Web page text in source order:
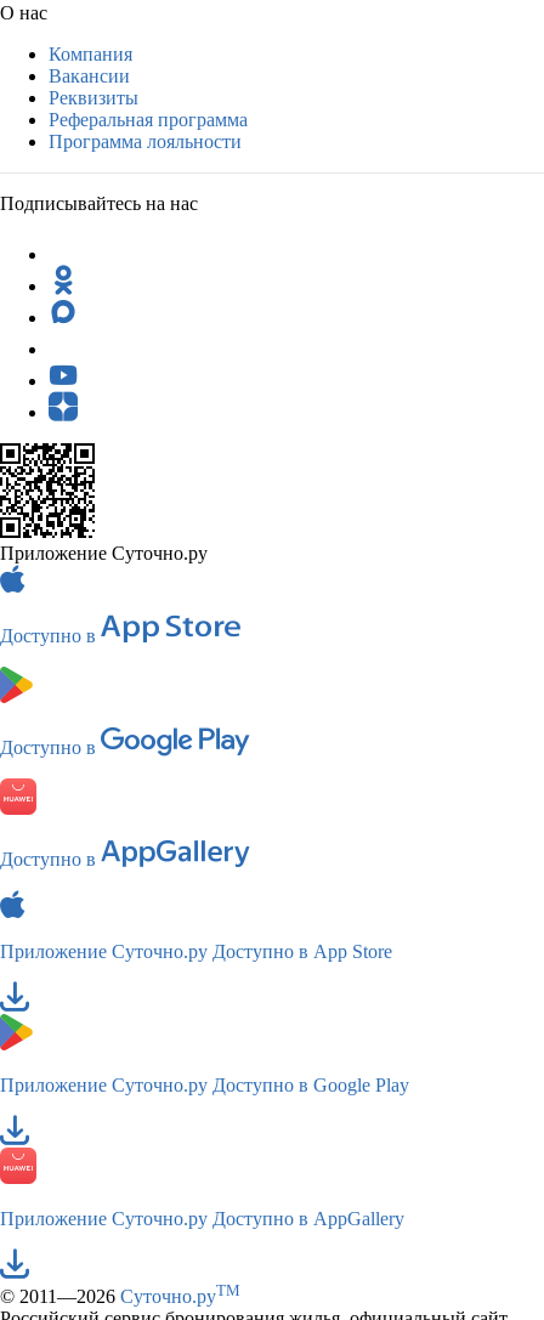
О нас
Компания
Вакансии
Реквизиты
Реферальная программа
Программа лояльности
Подписывайтесь на нас
Приложение Суточно.ру
Доступно в
Доступно в
Доступно в
Приложение Суточно.ру Доступно в App Store
Приложение Суточно.ру Доступно в Google Play
Приложение Суточно.ру Доступно в AppGallery
© 2011—2026 Суточно.руTM